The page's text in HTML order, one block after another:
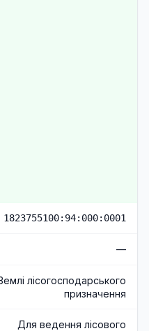
1823755100:94:000:0001
—
лісогосподарського
призначення
Для ведення лісового